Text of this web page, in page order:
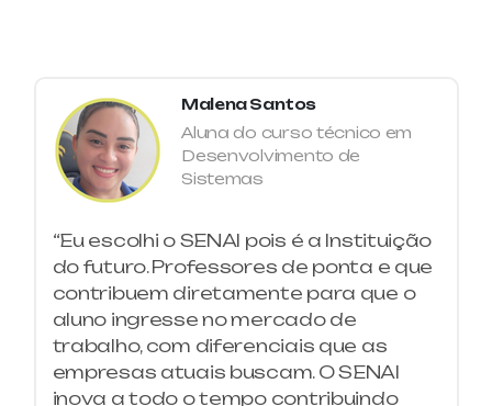
GESTÃO
ASSISTENTE DE PRODUÇÃO
CONSTRUÇÃO CIVIL
AUTOCAD 2D APLICADO À CONSTRUÇÃO
AUTOMAÇÃO
AUTOMAÇÃO DE SISTEMAS
ELETROPNEUMÁTICOS
PETROQUÍMICA E QUÍMICA
Malena Santos
Aluna do curso técnico em
Desenvolvimento de
Sistemas
“Eu escolhi o SENAI pois é a Instituição
do futuro. Professores de ponta e que
contribuem diretamente para que o
aluno ingresse no mercado de
trabalho, com diferenciais que as
empresas atuais buscam. O SENAI
inova a todo o tempo contribuindo